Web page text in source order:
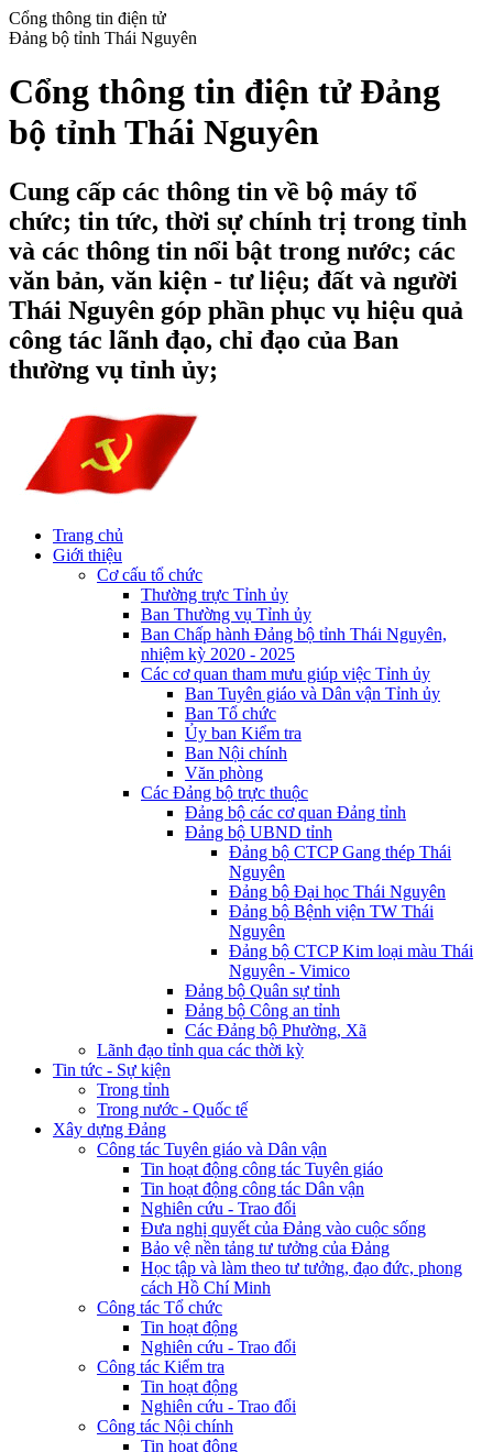
Cổng thông tin điện tử
Đảng bộ tỉnh Thái Nguyên
Cổng thông tin điện tử Đảng
bộ tỉnh Thái Nguyên
Cung cấp các thông tin về bộ máy tổ
chức; tin tức, thời sự chính trị trong tỉnh
và các thông tin nổi bật trong nước; các
văn bản, văn kiện - tư liệu; đất và người
Thái Nguyên góp phần phục vụ hiệu quả
công tác lãnh đạo, chỉ đạo của Ban
thường vụ tỉnh ủy;
Trang chủ
Giới thiệu
Cơ cấu tổ chức
Thường trực Tỉnh ủy
Ban Thường vụ Tỉnh ủy
Ban Chấp hành Đảng bộ tỉnh Thái Nguyên,
nhiệm kỳ 2020 - 2025
Các cơ quan tham mưu giúp việc Tỉnh ủy
Ban Tuyên giáo và Dân vận Tỉnh ủy
Ban Tổ chức
Ủy ban Kiểm tra
Ban Nội chính
Văn phòng
Các Đảng bộ trực thuộc
Đảng bộ các cơ quan Đảng tỉnh
Đảng bộ UBND tỉnh
Đảng bộ CTCP Gang thép Thái
Nguyên
Đảng bộ Đại học Thái Nguyên
Đảng bộ Bệnh viện TW Thái
Nguyên
Đảng bộ CTCP Kim loại màu Thái
Nguyên - Vimico
Đảng bộ Quân sự tỉnh
Đảng bộ Công an tỉnh
Các Đảng bộ Phường, Xã
Lãnh đạo tỉnh qua các thời kỳ
Tin tức - Sự kiện
Trong tỉnh
Trong nước - Quốc tế
Xây dựng Đảng
Công tác Tuyên giáo và Dân vận
Tin hoạt động công tác Tuyên giáo
Tin hoạt động công tác Dân vận
Nghiên cứu - Trao đổi
Đưa nghị quyết của Đảng vào cuộc sống
Bảo vệ nền tảng tư tưởng của Đảng
Học tập và làm theo tư tưởng, đạo đức, phong
cách Hồ Chí Minh
Công tác Tổ chức
Tin hoạt động
Nghiên cứu - Trao đổi
Công tác Kiểm tra
Tin hoạt động
Nghiên cứu - Trao đổi
Công tác Nội chính
Tin hoạt động